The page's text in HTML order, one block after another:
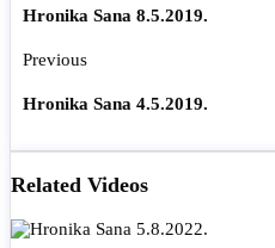
Hronika Sana 8.5.2019.
Previous
Hronika Sana 4.5.2019.
Related Videos